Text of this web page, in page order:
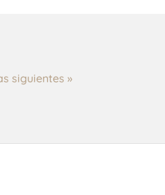
siguientes »